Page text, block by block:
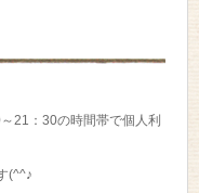
21：30の時間帯で個人利
(^^♪